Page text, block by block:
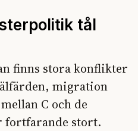
tål
finns stora konflikter
migration
C och de
fortfarande stort.